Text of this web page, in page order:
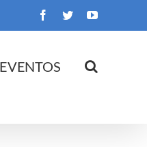
Facebook
TwitterYouTube
EVENTOS